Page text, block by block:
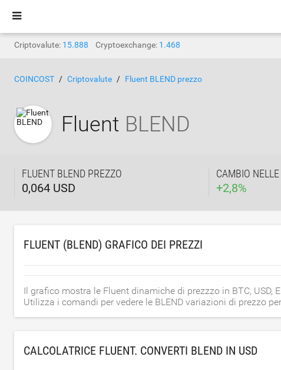
Criptovalute: 15.888 Cryptoexchange: 1.468
COINCOST Criptovalute Fluent BLEND prezzo
Fluent BLEND
FLUENT BLEND PREZZO
0,064 USD
CAMBIO
+2,8%
FLUENT (BLEND) GRAFICO DEI PREZZI
Il grafico mostra le Fluent dinamiche di prezzzo in BTC, USD,
Utilizza i comandi per vedere le BLEND variazioni di prezzo
CALCOLATRICE FLUENT. CONVERTI BLEND IN USD